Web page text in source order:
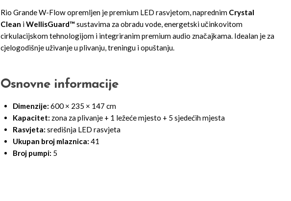
Rio Grande W-Flow opremljen je premium LED rasvjetom, naprednim Crystal
Clean iWellisGuard™sustavima za obradu vode, energetski učinkovitom
cirkulacijskom tehnologijom i integriranim premium audio značajkama. Idealan je za
cjelogodišnje uživanje u plivanju, treningu i opuštanju.
Osnovne informacije
Dimenzije: 600 × 235 × 147 cm
Kapacitet: zona za plivanje + 1 ležeće mjesto + 5 sjedećih mjesta
Rasvjeta: središnja LED rasvjeta
Ukupan broj mlaznica: 41
Broj pumpi: 5